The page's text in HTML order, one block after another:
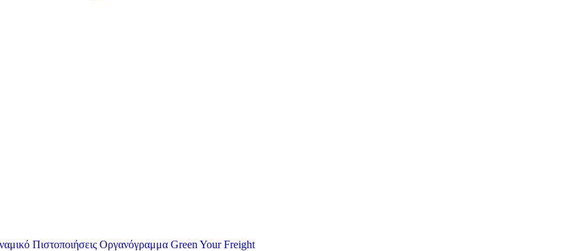
Πιστοποιήσεις Οργανόγραμμα Green Your Freight